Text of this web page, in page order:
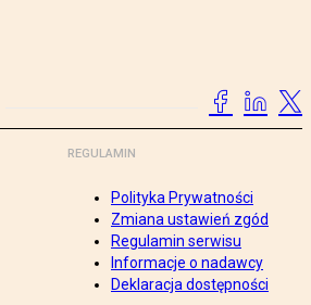
REGULAMIN
Polityka Prywatności
Zmiana ustawień zgód
Regulamin serwisu
Informacje o nadawcy
Deklaracja dostępności